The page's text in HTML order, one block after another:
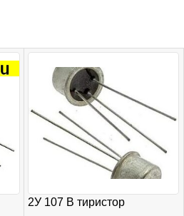
2У 107 В тиристор